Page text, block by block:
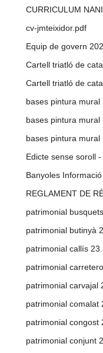
CURRICULUM
cv-jmteixidor.pdf
Equip de govern
Cartell triatló de
Cartell triatló de
bases pintura mural
bases pintura mural
bases pintura
Edicte sense soroll
Banyoles
REGLAMENT DE
patrimonial
patrimonial butinyà
patrimonial callís
patrimonial
patrimonial carvajal
patrimonial comalat
patrimonial congost
patrimonial conjunt